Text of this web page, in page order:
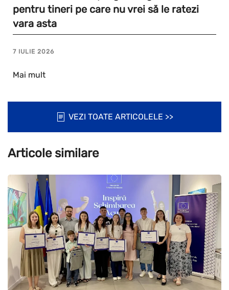
pentru tineri pe care nu vrei să le ratezi
vara asta
7 IULIE 2026
Mai mult
VEZI TOATE ARTICOLELE >>
Articole similare